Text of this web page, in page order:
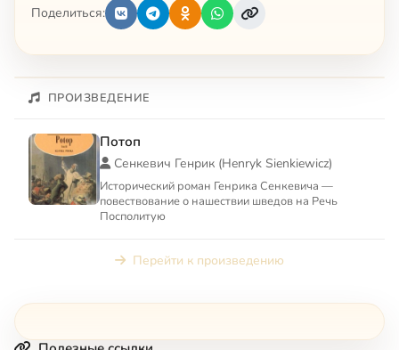
Поделиться:
ПРОИЗВЕДЕНИЕ
Потоп
Сенкевич Генрик (Henryk Sienkiewicz)
Исторический роман Генрика Сенкевича —
повествование о нашествии шведов на Речь
Посполитую
Перейти к произведению